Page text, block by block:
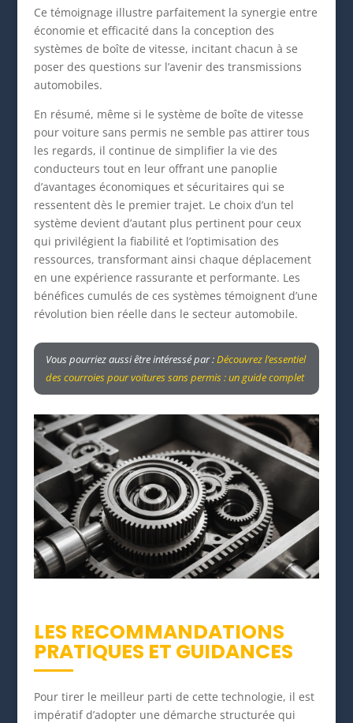
Ce témoignage illustre parfaitement la synergie entre
économie et efficacité dans la conception des
systèmes de boîte de vitesse, incitant chacun à se
poser des questions sur l’avenir des transmissions
automobiles.
En résumé, même si le système de boîte de vitesse
pour voiture sans permis ne semble pas attirer tous
les regards, il continue de simplifier la vie des
conducteurs tout en leur offrant une panoplie
d’avantages économiques et sécuritaires qui se
ressentent dès le premier trajet. Le choix d’un tel
système devient d’autant plus pertinent pour ceux
qui privilégient la fiabilité et l’optimisation des
ressources, transformant ainsi chaque déplacement
en une expérience rassurante et performante. Les
bénéfices cumulés de ces systèmes témoignent d’une
révolution bien réelle dans le secteur automobile.
Vous pourriez aussi être intéressé par :Découvrez l’essentiel
des courroies pour voitures sans permis : un guide complet
LES RECOMMANDATIONS
PRATIQUES ET GUIDANCES
Pour tirer le meilleur parti de cette technologie, il est
impératif d’adopter une démarche structurée qui